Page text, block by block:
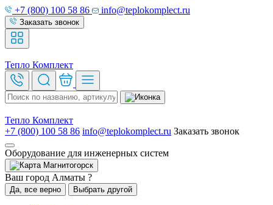
+7 (800) 100 58 86 info@teplokomplect.ru
Заказать звонок
Тепло Комплект
Тепло Комплект
+7 (800) 100 58 86 info@teplokomplect.ru Заказать звонок
Оборудование для инженерных систем
Магнитогорск
Ваш город Алматы ?
Да, все верно Выбрать другой